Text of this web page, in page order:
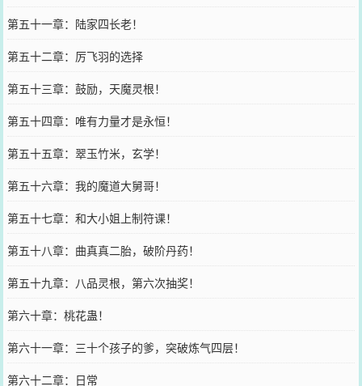
第五十一章：陆家四长老！
第五十二章：厉飞羽的选择
第五十三章：鼓励，天魔灵根！
第五十四章：唯有力量才是永恒！
第五十五章：翠玉竹米，玄学！
第五十六章：我的魔道大舅哥！
第五十七章：和大小姐上制符课！
第五十八章：曲真真二胎，破阶丹药！
第五十九章：八品灵根，第六次抽奖！
第六十章：桃花蛊！
第六十一章：三十个孩子的爹，突破炼气四层！
第六十二章：日常